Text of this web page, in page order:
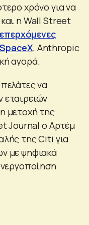
χρόνο για να
η Wall Street
επερχόμενες
, Anthropic
αγορά.
να
εταιρειών
μετοχή της
Journal ο Αρτέμ
της Citi για
με ψηφιακά